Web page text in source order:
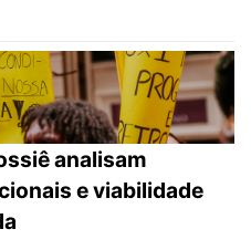
analisam
e viabilidade